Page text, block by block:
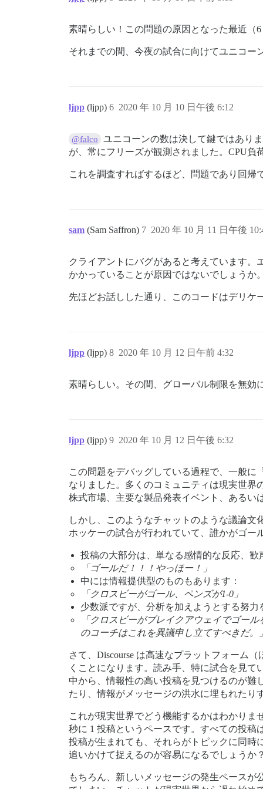
素晴らしい！この問題の原因となった最近（
それまでの間、今夜の試合に向けてユニコ
ljpp (ljpp) 2020 年 10 月 10 日午後 6:12
6
@falco
ユニコーンの数は決して鍵ではあり
が、常にフリーズが観測されました。CPU負
これを調査すればするほど、問題であり回
sam (Sam Saffron) 2020 年 10 月 11 日午後
7
クライアントにバグがあると考えています
かかっていることが原因ではないでしょうか
先ほどお話しした通り、このコードはデリ
ljpp (ljpp) 2020 年 10 月 12 日午前 4:32
8
素晴らしい。その間、グローバル制限を無効
ljpp (ljpp) 2020 年 10 月 12 日午後 6:32
9
この問題をデバッグしている過程で、一般
なりました。多くのコミュニティは現実世
株式市場、主要な製品発表イベント、あるい
しかし、このようなチャットのような議論
ホッケーの試合が行われていて、誰かがゴー
投稿の大部分は、単なる感情的な反応、歓
「ゴールだ！！！やっほー！」
中には情報提供型のものもあります：
「クロスビーがゴール、ペンズが1-0」
少数派ですが、分析を加えようとする努
「クロスビーがブレイクアウェイでゴー
のコーチはこれを異議申し立てすべきだ。
さて、Discourse は高速なプラットフォーム
くことになります。読み手、特に試合を見
中から、情報性の高い投稿を見つけるのが
たり、情報がメッセージの洪水に埋もれた
これが現実世界でどう機能するかはわかり
秒に 1 投稿というペースです。すべての投稿
投稿が生まれても、それらがトピックに同時
追いかけて捉えるのが容易になるでしょうか
もちろん、新しいメッセージの発生ペース